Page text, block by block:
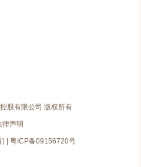
股有限公司 版权所有
律声明
粤ICP备09156720号